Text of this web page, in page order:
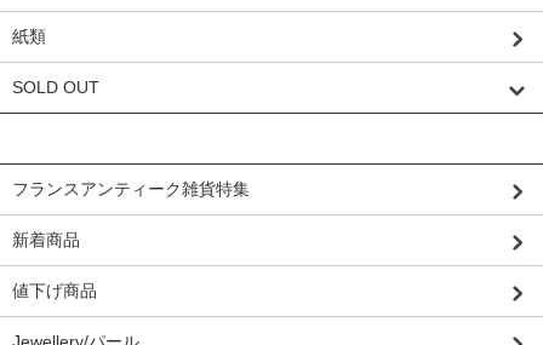
紙類
SOLD OUT
フランスアンティーク雑貨特集
新着商品
値下げ商品
Jewellery/パール